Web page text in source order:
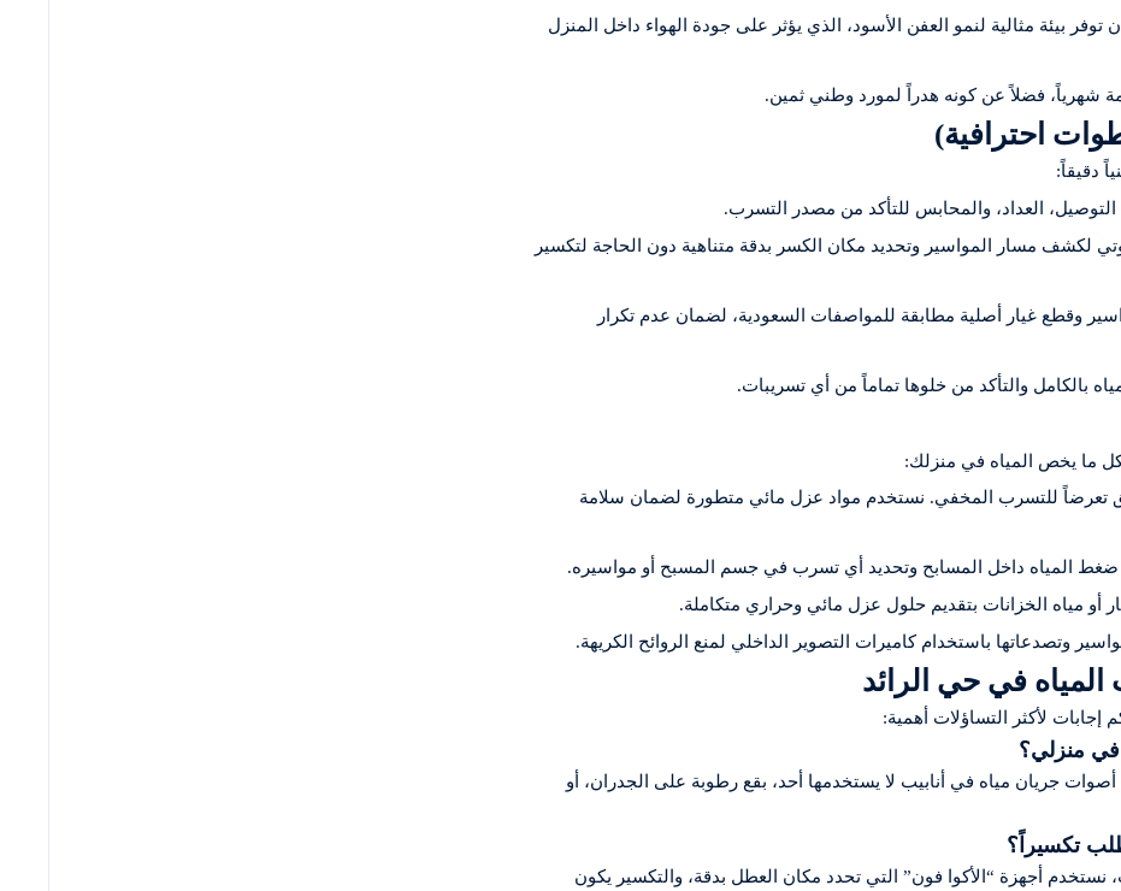
توفر بيئة مثالية لنمو العفن الأسود، الذي يؤثر على جودة الهواء داخل المنزل
شهرياً، فضلاً عن كونه هدراً لمورد وطني ثمين.
احترافية)
دقيقاً:
التوصيل، العداد، والمحابس للتأكد من مصدر التسرب.
لكشف مسار المواسير وتحديد مكان الكسر بدقة متناهية دون الحاجة لتكسير
وقطع غيار أصلية مطابقة للمواصفات السعودية، لضمان عدم تكرار
بالكامل والتأكد من خلوها تماماً من أي تسريبات.
ما يخص المياه في منزلك:
تعرضاً للتسرب المخفي. نستخدم مواد عزل مائي متطورة لضمان سلامة
ضغط المياه داخل المسابح وتحديد أي تسرب في جسم المسبح أو مواسيره.
أو مياه الخزانات بتقديم حلول عزل مائي وحراري متكاملة.
وتصدعاتها باستخدام كاميرات التصوير الداخلي لمنع الروائح الكريهة.
في حي الرائد
إجابات لأكثر التساؤلات أهمية:
جريان مياه في أنابيب لا يستخدمها أحد، بقع رطوبة على الجدران، أو
نستخدم أجهزة “الأكوا فون” التي تحدد مكان العطل بدقة، والتكسير يكون